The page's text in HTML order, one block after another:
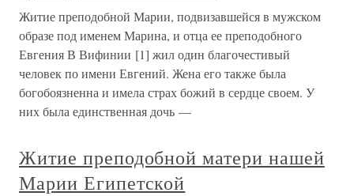
Житие преподобной Марии, подвизавшейся в мужском
образе под именем Марина, и отца ее преподобного
Евгения В Вифинии [1] жил один благочестивый
человек по имени Евгений. Жена его также была
богобоязненна и имела страх божий в сердце своем. У
них была единственная дочь —
Житие преподобной матери нашей
Марии Египетской